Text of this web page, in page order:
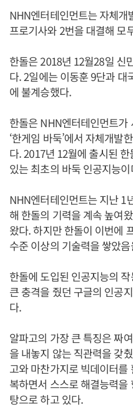
NHN엔터테인먼트는 자체개
프로기사와 2번을 대결해 모
한돌은 2018년 12월28일 신
다. 2일에는 이동훈 9단과 대
에 불계승했다.
한돌은 NHN엔터테인먼트가
‘한게임 바둑’에서 자체개발
다. 2017년 12월에 출시된
있는 최초의 바둑 인공지능
NHN엔터테인먼트는 지난 1
해 한돌의 기력을 계속 높여
왔다. 하지만 한돌이 이번에
수준 이상의 기술력을 쌓았
한돌에 도입된 인공지능의
큰 충격을 줬던 구글의 인공
다.
알파고의 가장 큰 특징은 짜
을 내놓지 않는 직관력을 갖
고와 마찬가지로 빅데이터
복하면서 스스로 해결능력을
탕으로 하고 있다.